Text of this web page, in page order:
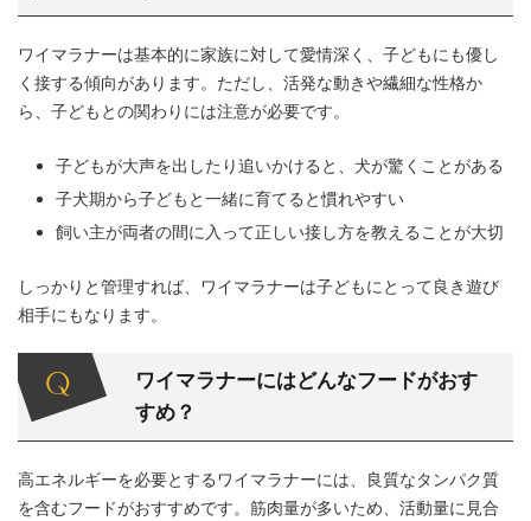
ワイマラナーは基本的に家族に対して愛情深く、子どもにも優し
く接する傾向があります。ただし、活発な動きや繊細な性格か
ら、子どもとの関わりには注意が必要です。
子どもが大声を出したり追いかけると、犬が驚くことがある
子犬期から子どもと一緒に育てると慣れやすい
飼い主が両者の間に入って正しい接し方を教えることが大切
しっかりと管理すれば、ワイマラナーは子どもにとって良き遊び
相手にもなります。
ワイマラナーにはどんなフードがおす
すめ？
高エネルギーを必要とするワイマラナーには、良質なタンパク質
を含むフードがおすすめです。筋肉量が多いため、活動量に見合